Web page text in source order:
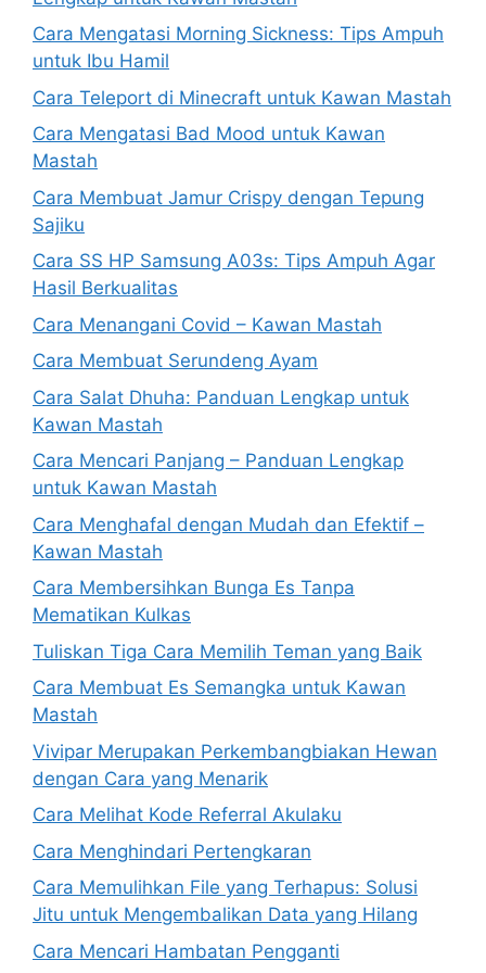
Cara Mengatasi Morning Sickness: Tips Ampuh
untuk Ibu Hamil
Cara Teleport di Minecraft untuk Kawan Mastah
Cara Mengatasi Bad Mood untuk Kawan
Mastah
Cara Membuat Jamur Crispy dengan Tepung
Sajiku
Cara SS HP Samsung A03s: Tips Ampuh Agar
Hasil Berkualitas
Cara Menangani Covid – Kawan Mastah
Cara Membuat Serundeng Ayam
Cara Salat Dhuha: Panduan Lengkap untuk
Kawan Mastah
Cara Mencari Panjang – Panduan Lengkap
untuk Kawan Mastah
Cara Menghafal dengan Mudah dan Efektif –
Kawan Mastah
Cara Membersihkan Bunga Es Tanpa
Mematikan Kulkas
Tuliskan Tiga Cara Memilih Teman yang Baik
Cara Membuat Es Semangka untuk Kawan
Mastah
Vivipar Merupakan Perkembangbiakan Hewan
dengan Cara yang Menarik
Cara Melihat Kode Referral Akulaku
Cara Menghindari Pertengkaran
Cara Memulihkan File yang Terhapus: Solusi
Jitu untuk Mengembalikan Data yang Hilang
Cara Mencari Hambatan Pengganti